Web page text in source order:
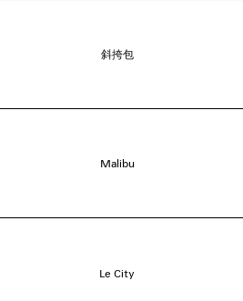
斜挎包
Malibu
Le City